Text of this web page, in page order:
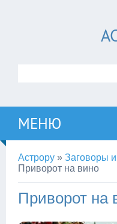
МЕНЮ
Астрору » Заговоры
Приворот на вино
Приворот на